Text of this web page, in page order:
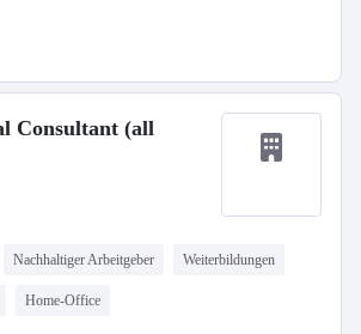
Consultant (all
Nachhaltiger Arbeitgeber Weiterbildungen
Home-Office